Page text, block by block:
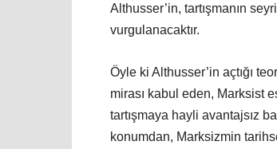
Althusser’in, tartışmanın
vurgulanacaktır.
Öyle ki Althusser’in açtığı
mirası kabul eden, Marksist
tartışmaya hayli avantajsız
konumdan, Marksizmin